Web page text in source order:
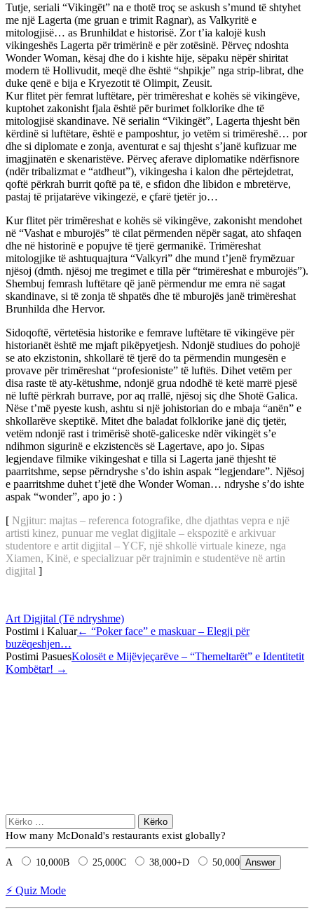
Tutje, seriali “Vikingët” na e thotë troç se askush s’mund të shtyhet
me një Lagerta (me gruan e trimit Ragnar), as Valkyritë e
mitologjisë… as Brunhildat e historisë. Zor t’ia kalojë kush
vikingeshës Lagerta për trimërinë e për zotësinë. Përveç ndoshta
Wonder Woman, kësaj dhe do i kishte hije, sëpaku nëpër shiritat
modern të Hollivudit, meqë dhe është “shpikje” nga strip-librat, dhe
duke qenë e bija e Kryezotit të Olimpit, Zeusit.
Kur flitet për femrat luftëtare, për trimëreshat e kohës së vikingëve,
kuptohet zakonisht fjala është për burimet folklorike dhe të
mitologjisë skandinave. Në serialin “Vikingët”, Lagerta thjesht bën
kërdinë si luftëtare, është e pamposhtur, jo vetëm si trimëreshë… por
dhe si diplomate e zonja, aventurat e saj thjesht s’janë kufizuar me
imagjinatën e skenaristëve. Përveç aferave diplomatike ndërfisnore
(ndër tribalizmat e “atdheut”), vikingesha i kalon dhe përtejdetrat,
qoftë përkrah burrit qoftë pa të, e sfidon dhe libidon e mbretërve,
pastaj të prijatarëve vikingezë, e çfarë tjetër jo…
Kur flitet për trimëreshat e kohës së vikingëve, zakonisht mendohet
në “Vashat e mburojës” të cilat përmenden nëpër sagat, ato shfaqen
dhe në historinë e popujve të tjerë germanikë. Trimëreshat
mitologjike të ashtuquajtura “Valkyri” dhe mund t’jenë frymëzuar
njësoj (dmth. njësoj me tregimet e tilla për “trimëreshat e mburojës”).
Shembuj femrash luftëtare që janë përmendur me emra në sagat
skandinave, si të zonja të shpatës dhe të mburojës janë trimëreshat
Brunhilda dhe Hervor.
Sidoqoftë, vërtetësia historike e femrave luftëtare të vikingëve për
historianët është me mjaft pikëpyetjesh. Ndonjë studiues do pohojë
se ato ekzistonin, shkollarë të tjerë do ta përmendin mungesën e
provave për trimëreshat “profesioniste” të luftës. Dihet vetëm per
disa raste të aty-këtushme, ndonjë grua ndodhë të ketë marrë pjesë
në luftë përkrah burrave, por aq rrallë, njësoj siç dhe Shotë Galica.
Nëse t’më pyeste kush, ashtu si një johistorian do e mbaja “anën” e
shkollarëve skeptikë. Mitet dhe baladat folklorike janë diç tjetër,
vetëm ndonjë rast i trimërisë shotë-galiceske ndër vikingët s’e
ndihmon sigurinë e ekzistencës së Lagertave, apo jo. Sipas
legjendave filmike vikingeshat e tilla si Lagerta janë thjesht të
paarritshme, sepse përndryshe s’do ishin aspak “legjendare”. Njësoj
e paarritshme duhet t’jetë dhe Wonder Woman… ndryshe s’do ishte
aspak “wonder”, apo jo : )
[ Ngjitur: majtas – referenca fotografike, dhe djathtas vepra e një
artisti kinez, punuar me veglat digjitale – ekspozitë e arkivuar
studentore e artit digjital – YCF, një shkollë virtuale kineze, nga
Xiamen, Kinë, e specializuar për trajnimin e studentëve në artin
digjital ]
Art Digjital (Të ndryshme)
Post
navigation
Postimi i Kaluar← “Poker face” e maskuar – Elegji për
buzëqeshjen…
Postimi PasuesKolosët e Mijëvjeçarëve – “Themeltarët” e Identitetit
Kombëtar! →
Kërko
për:
How many McDonald's restaurants exist globally?
A 10,000B 25,000C 38,000+D 50,000 Answer
⚡ Quiz Mode